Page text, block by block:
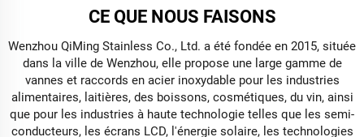
CE QUE NOUS FAISONS
Wenzhou QiMing Stainless Co., Ltd. a été fondée en 2015, située
dans la ville de Wenzhou, elle propose une large gamme de
vannes et raccords en acier inoxydable pour les industries
alimentaires, laitières, des boissons, cosmétiques, du vin, ainsi
que pour les industries à haute technologie telles que les semi-
conducteurs, les écrans LCD, l'énergie solaire, les technologies